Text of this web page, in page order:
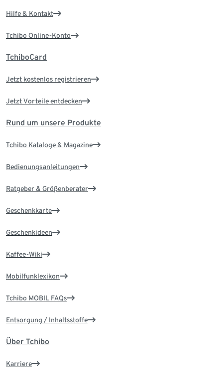
Hilfe & Kontakt
Tchibo Online-Konto
TchiboCard
Jetzt kostenlos registrieren
Jetzt Vorteile entdecken
Rund um unsere Produkte
Tchibo Kataloge & Magazine
Bedienungsanleitungen
Ratgeber & Größenberater
Geschenkkarte
Geschenkideen
Kaffee-Wiki
Mobilfunklexikon
Tchibo MOBIL FAQs
Entsorgung / Inhaltsstoffe
Über Tchibo
Karriere